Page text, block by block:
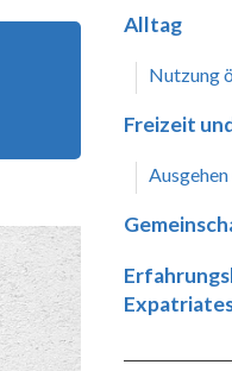
Alltag
Nutzung
Freizeit